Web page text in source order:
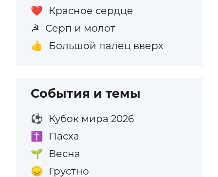
❤️ Красное сердце
☭ Серп и молот
👍 Большой палец вверх
События и темы
⚽ Кубок мира 2026
✝️ Пасха
🌱 Весна
😞 Грустно